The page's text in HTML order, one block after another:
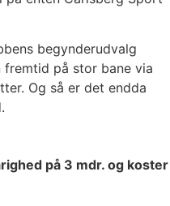
begynderudvalg
på stor bane via
Og så er det endda
på 3 mdr. og koster